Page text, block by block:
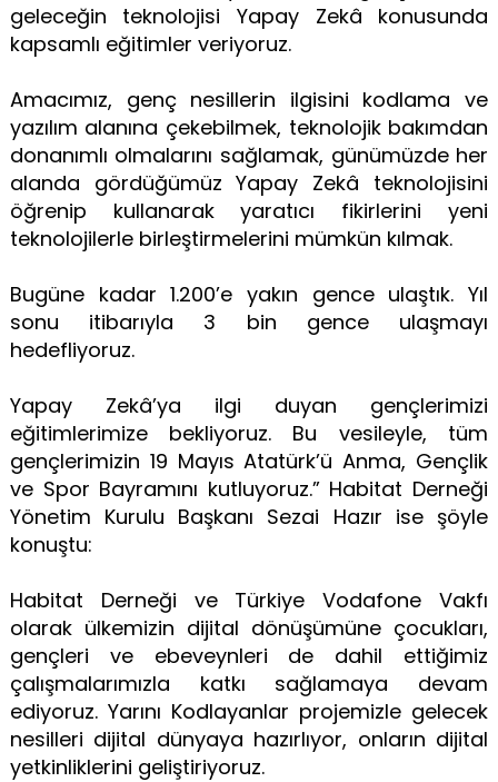
geleceğin teknolojisi Yapay Zekâ konusunda
kapsamlı eğitimler veriyoruz.
Amacımız, genç nesillerin ilgisini kodlama ve
yazılım alanına çekebilmek, teknolojik bakımdan
donanımlı olmalarını sağlamak, günümüzde her
alanda gördüğümüz Yapay Zekâ teknolojisini
öğrenip kullanarak yaratıcı fikirlerini yeni
teknolojilerle birleştirmelerini mümkün kılmak.
Bugüne kadar 1.200’e yakın gence ulaştık. Yıl
sonu itibarıyla 3 bin gence ulaşmayı
hedefliyoruz.
Yapay Zekâ’ya ilgi duyan gençlerimizi
eğitimlerimize bekliyoruz. Bu vesileyle, tüm
gençlerimizin 19 Mayıs Atatürk’ü Anma, Gençlik
ve Spor Bayramını kutluyoruz.” Habitat Derneği
Yönetim Kurulu Başkanı Sezai Hazır ise şöyle
konuştu:
Habitat Derneği ve Türkiye Vodafone Vakfı
olarak ülkemizin dijital dönüşümüne çocukları,
gençleri ve ebeveynleri de dahil ettiğimiz
çalışmalarımızla katkı sağlamaya devam
ediyoruz. Yarını Kodlayanlar projemizle gelecek
nesilleri dijital dünyaya hazırlıyor, onların dijital
yetkinliklerini geliştiriyoruz.